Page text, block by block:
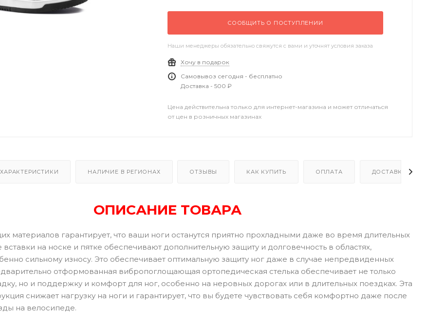
СООБЩИТЬ О ПОСТУПЛЕНИИ
Наши менеджеры обязательно свяжутся с вами и уточнят условия заказа
Хочу в подарок
Самовывоз сегодня - бесплатно
Доставка - 500 ₽
Цена действительна только для интернет-магазина и может отличаться
от цен в розничных магазинах
ХАРАКТЕРИСТИКИ НАЛИЧИЕ В РЕГИОНАХ ОТЗЫВЫ КАК КУПИТЬ ОПЛАТА ДОСТАВКА
ОПИСАНИЕ ТОВАРА
материалов гарантирует, что ваши ноги останутся приятно прохладными даже во время длительных
на носке и пятке обеспечивают дополнительную защиту и долговечность в областях,
сильному износу. Это обеспечивает оптимальную защиту ног даже в случае непредвиденных
отформованная вибропоглощающая ортопедическая стелька обеспечивает не только
но и поддержку и комфорт для ног, особенно на неровных дорогах или в длительных поездках. Эта
снижает нагрузку на ноги и гарантирует, что вы будете чувствовать себя комфортно даже после
на велосипеде.